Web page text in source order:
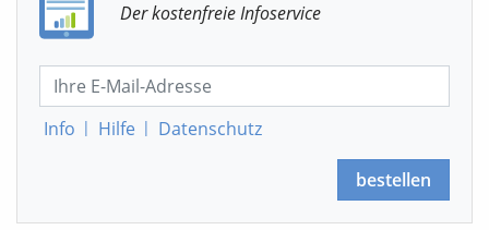
Der kostenfreie Infoservice
Info | Hilfe | Datenschutz
bestellen